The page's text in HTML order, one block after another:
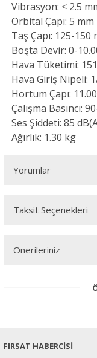
Vibrasyon: < 2.5
Orbital Çapı: 5 mm
Taş Çapı: 125-150
Boşta Devir: 0-
Hava Tüketimi:
Hava Giriş Nipeli:
Hortum Çapı:
Çalışma Basıncı:
Ses Şiddeti: 85
Ağırlık: 1.30 kg
Yorumlar
Taksit Seçenekleri
Önerileriniz
konularda yetersiz
Ürün resmi kalitesiz,
FIRSAT HABERCİSİ